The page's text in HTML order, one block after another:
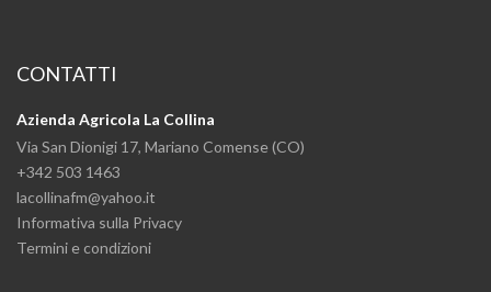
CONTATTI
Azienda Agricola La Collina
Via San Dionigi 17, Mariano Comense (CO)
+342 503 1463
lacollinafm@yahoo.it
Informativa sulla Privacy
Termini e condizioni